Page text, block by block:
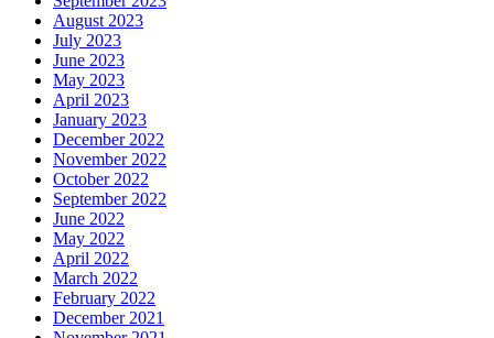
August 2023
July 2023
June 2023
May 2023
April 2023
January 2023
December 2022
November 2022
October 2022
September 2022
June 2022
May 2022
April 2022
March 2022
February 2022
December 2021